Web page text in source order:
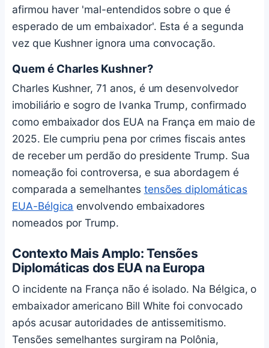
afirmou haver 'mal-entendidos sobre o que é
esperado de um embaixador'. Esta é a segunda
vez que Kushner ignora uma convocação.
Quem é Charles Kushner?
Charles Kushner, 71 anos, é um desenvolvedor
imobiliário e sogro de Ivanka Trump, confirmado
como embaixador dos EUA na França em maio de
2025. Ele cumpriu pena por crimes fiscais antes
de receber um perdão do presidente Trump. Sua
nomeação foi controversa, e sua abordagem é
comparada a semelhantes tensões diplomáticas
EUA-Bélgica envolvendo embaixadores
nomeados por Trump.
Contexto Mais Amplo: Tensões
Diplomáticas dos EUA na Europa
O incidente na França não é isolado. Na Bélgica, o
embaixador americano Bill White foi convocado
após acusar autoridades de antissemitismo.
Tensões semelhantes surgiram na Polônia,